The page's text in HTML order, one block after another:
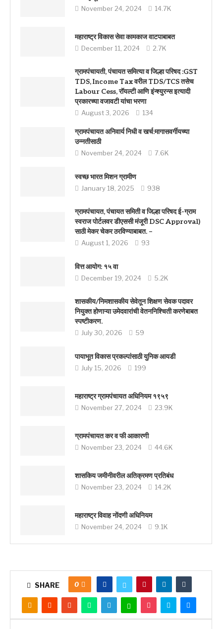
November 24, 2024 14.7K
महाराष्ट्र विकास सेवा कामकाज वाटपाबाबत
December 11, 2024 2.7K
ग्रामपंचायती, पंचायत समित्या व जिल्हा परिषद :GST
TDS, Income Tax वरील TDS/TCS तसेच
Labour Cess, रॉयल्टी आणि इंन्श्युरन्स इत्यादी
प्रकारच्या वजावटी यांचा भरणा
August 3, 2026 134
ग्रामपंचायत अनिवार्य निधी व खर्च:मागासवर्गीयच्या
उन्नतीसाठी
November 24, 2024 7.6K
स्वच्छ भारत मिशन ग्रामीण
January 18, 2025 938
ग्रामपंचायत, पंचायत समिती व जिल्हा परिषद ई-ग्राम
स्वराज पोर्टलवर डीएससी मंजूरी DSC Approval)
साठी मेकर चेकर ठरविण्याबाबत. –
August 1, 2026 93
वित्त आयोग: १५ वा
December 19, 2024 5.2K
शासकीय/निमशासकीय सेवेतून शिक्षण सेवक पदावर
नियुक्त होणाऱ्या उमेदवारांची वेतननिश्चिती करणेबाबत
स्पष्टीकरण.
July 30, 2026 59
पायाभूत विकास प्रकल्पांसाठी युनिक आयडी
July 15, 2026 199
महाराष्ट्र ग्रामपंचायत अधिनियम १९५९
November 27, 2024 23.9K
ग्रामपंचायत कर व फी आकारणी
November 23, 2024 44.6K
शासकिय जमीनीवरील अतिक्रमण प्रतिबंध
November 23, 2024 14.2K
महाराष्ट्र विवाह नोंदणी अधिनियम
November 24, 2024 9.1K
SHARE 0